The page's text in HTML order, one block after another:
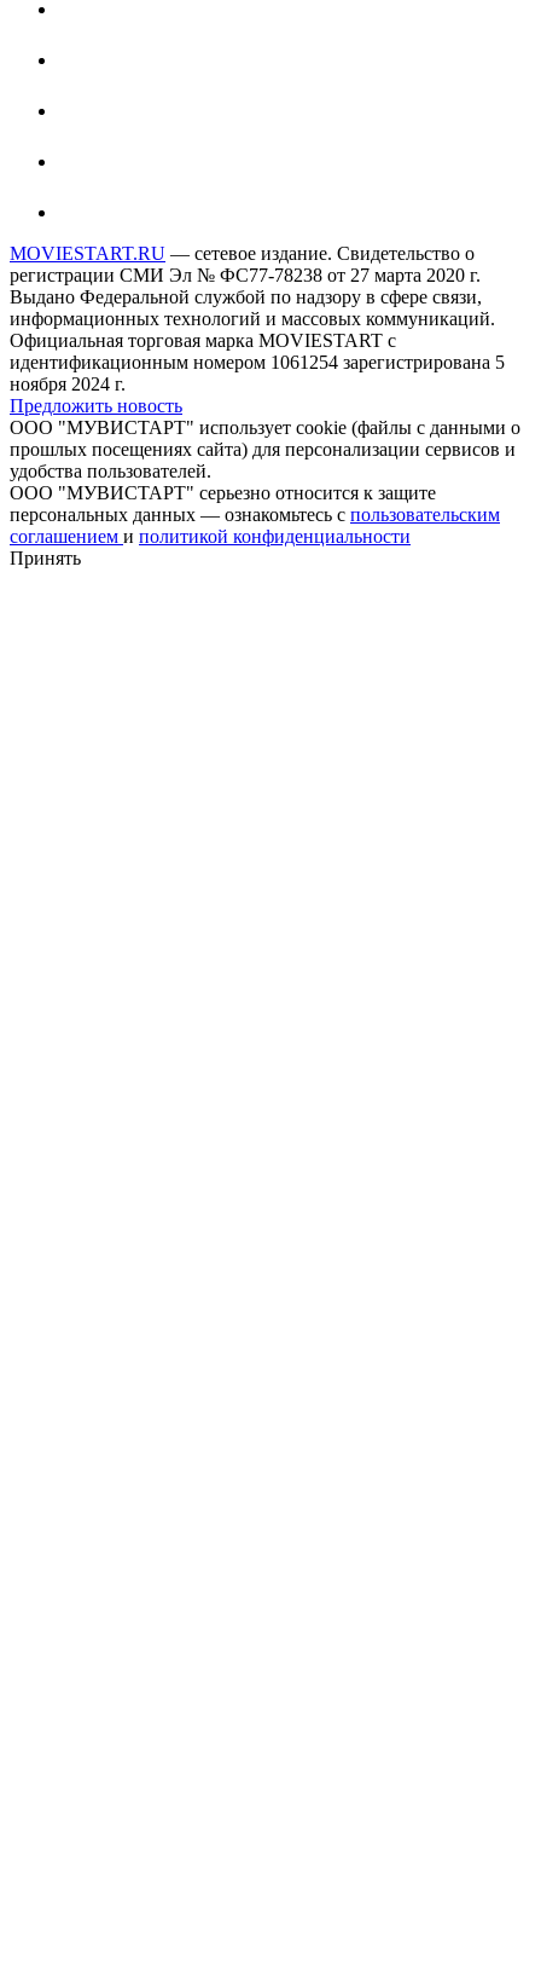
MOVIESTART.RU — сетевое издание. Свидетельство о
регистрации СМИ Эл № ФС77-78238 от 27 марта 2020 г.
Выдано Федеральной службой по надзору в сфере связи,
информационных технологий и массовых коммуникаций.
Официальная торговая марка MOVIESTART с
идентификационным номером 1061254 зарегистрирована 5
ноября 2024 г.
Предложить новость
ООО "МУВИСТАРТ" использует cookie (файлы с данными о
прошлых посещениях сайта) для персонализации сервисов и
удобства пользователей.
ООО "МУВИСТАРТ" серьезно относится к защите
персональных данных — ознакомьтесь с пользовательским
соглашением и политикой конфиденциальности
Принять